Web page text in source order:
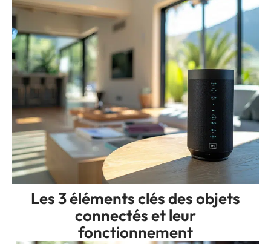
Les 3 éléments clés des objets
connectés et leur
fonctionnement